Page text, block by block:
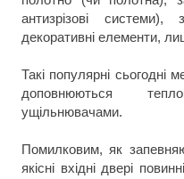
антизрізові системи),
декоративні елементи,
Такі популярні сьогодні
доповнюються
ущільнювачами.
Помилковим, як
якісні вхідні двері